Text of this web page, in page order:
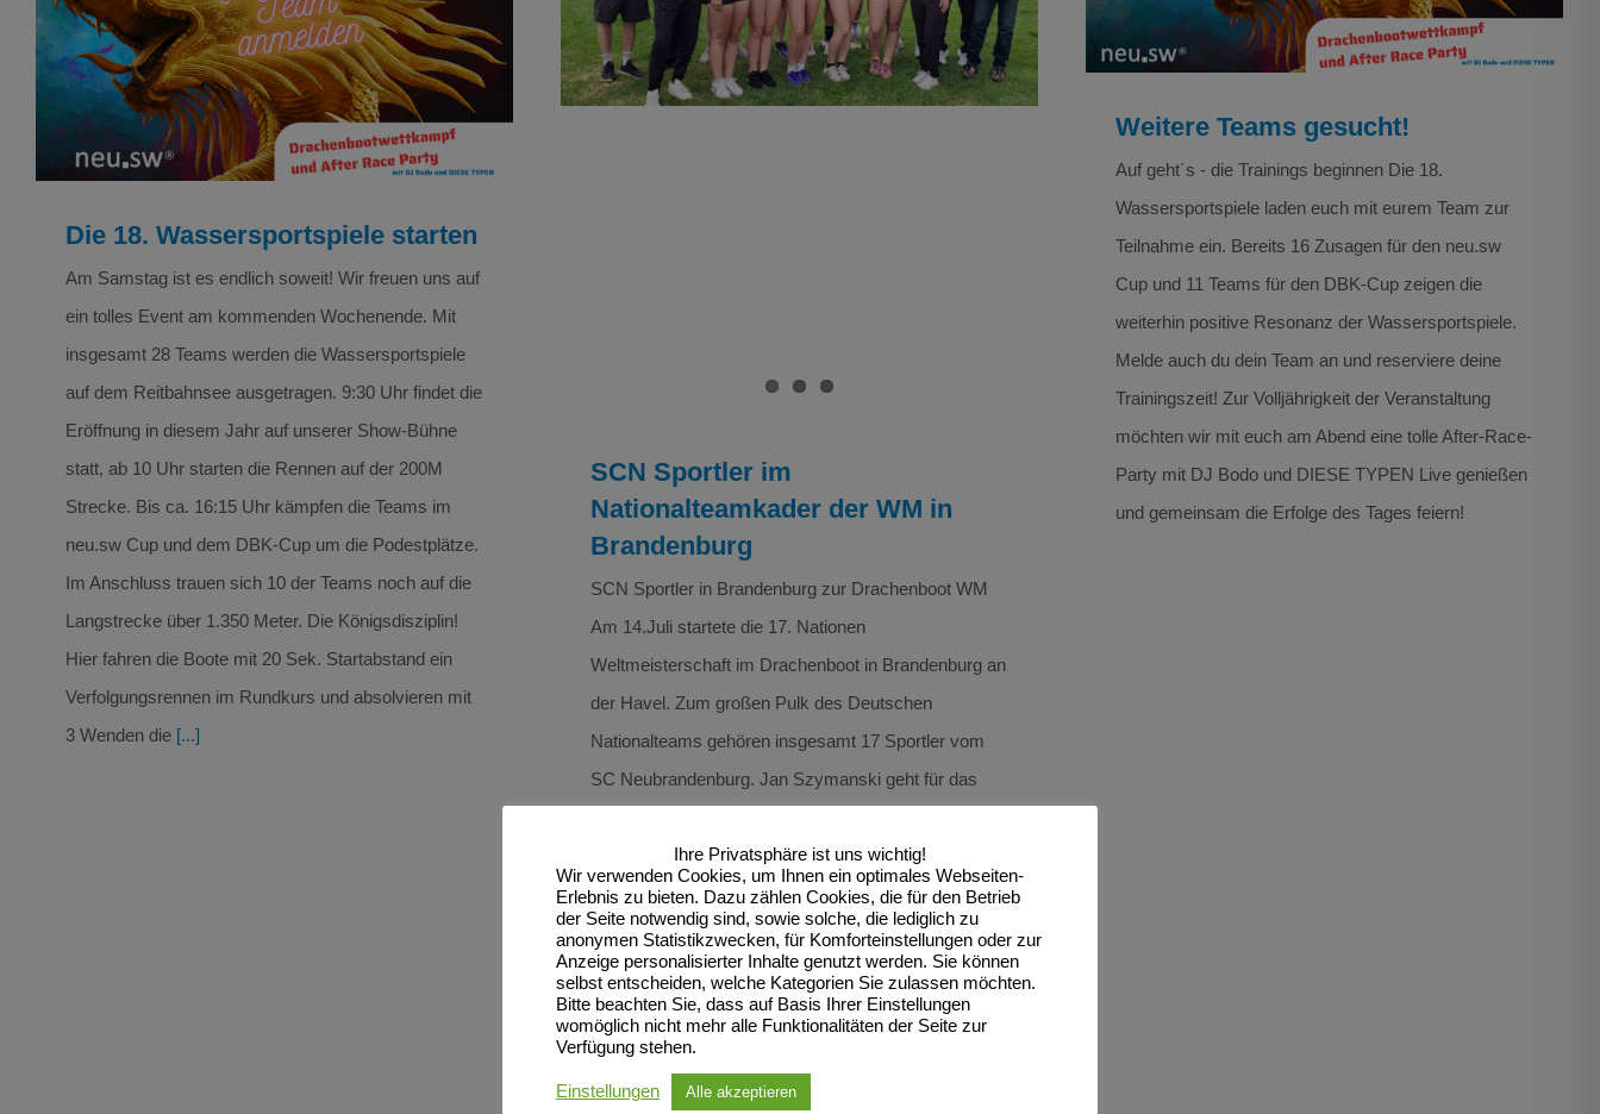
Drachenboot
Die 18. Wassersportspiele starten
Am Samstag ist es endlich soweit! Wir freuen uns auf
ein tolles Event am kommenden Wochenende. Mit
insgesamt 28 Teams werden die Wassersportspiele
auf dem Reitbahnsee ausgetragen. 9:30 Uhr findet die
Eröffnung in diesem Jahr auf unserer Show-Bühne
statt, ab 10 Uhr starten die Rennen auf der 200M
Strecke. Bis ca. 16:15 Uhr kämpfen die Teams im
neu.sw Cup und dem DBK-Cup um die Podestplätze.
Im Anschluss trauen sich 10 der Teams noch auf die
Langstrecke über 1.350 Meter. Die Königsdisziplin!
Hier fahren die Boote mit 20 Sek. Startabstand ein
Verfolgungsrennen im Rundkurs und absolvieren mit
3 Wenden die [...]
Drachenboot
SCN Sportler im
Nationalteamkader der WM in
Brandenburg
SCN Sportler in Brandenburg zur Drachenboot WM
Am 14.Juli startete die 17. Nationen
Weltmeisterschaft im Drachenboot in Brandenburg an
der Havel. Zum großen Pulk des Deutschen
Nationalteams gehören insgesamt 17 Sportler vom
SC Neubrandenburg. Jan Szymanski geht für das
Zirzow ), frühere Kanu Weltmeisterin und
Olympiasiegerin, möchte sich noch mal der
sportlichen Herausforderung im Drachenbootsport
stellen und konnte sich im Senior C Bereich (
Wettkampfklasse Ü 60 ) für das Nationalteam
qualifizieren. Ebenfalls in der Klasse der über 60-
jährigen kämpfen Ralf Zander und Steffen Gödecke
Weitere Teams gesucht!
Auf geht´s - die Trainings beginnen Die 18.
Wassersportspiele laden euch mit eurem Team zur
Teilnahme ein. Bereits 16 Zusagen für den neu.sw
Cup und 11 Teams für den DBK-Cup zeigen die
weiterhin positive Resonanz der Wassersportspiele.
Melde auch du dein Team an und reserviere deine
Trainingszeit! Zur Volljährigkeit der Veranstaltung
möchten wir mit euch am Abend eine tolle After-Race-
Party mit DJ Bodo und DIESE TYPEN Live genießen
und gemeinsam die Erfolge des Tages feiern!
Ihre Privatsphäre ist uns wichtig!
Wir verwenden Cookies, um Ihnen ein optimales Webseiten-
Erlebnis zu bieten. Dazu zählen Cookies, die für den Betrieb
der Seite notwendig sind, sowie solche, die lediglich zu
anonymen Statistikzwecken, für Komforteinstellungen oder zur
Anzeige personalisierter Inhalte genutzt werden. Sie können
selbst entscheiden, welche Kategorien Sie zulassen möchten.
Bitte beachten Sie, dass auf Basis Ihrer Einstellungen
womöglich nicht mehr alle Funktionalitäten der Seite zur
Verfügung stehen.
Einstellungen Alle akzeptieren